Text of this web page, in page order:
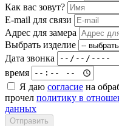
Как вас зовут?
E-mail для связи
Адрес для замера
Выбрать изделие
Дата звонка
время
Я даю согласие на
прочел политику в
данных
Отправить